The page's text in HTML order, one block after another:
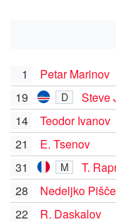
1 Petar Marinov
19 D Steve
14 Teodor Ivanov
21
E. Tsenov
31
M T.
28 Nedeljko
22 R. Daskalov